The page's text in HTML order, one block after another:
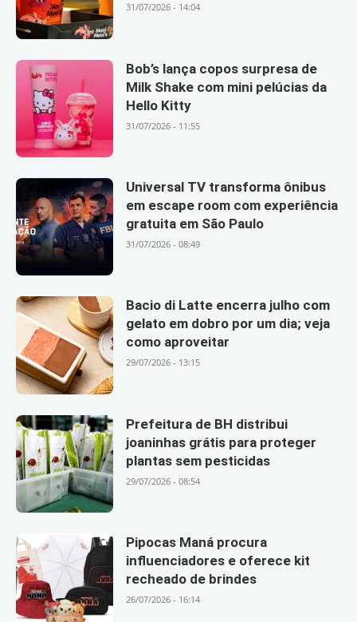
31/07/2026 - 14:04
Bob’s lança copos surpresa de
Milk Shake com mini pelúcias da
Hello Kitty
31/07/2026 - 11:55
Universal TV transforma ônibus
em escape room com experiência
gratuita em São Paulo
31/07/2026 - 08:49
Bacio di Latte encerra julho com
gelato em dobro por um dia; veja
como aproveitar
29/07/2026 - 13:15
Prefeitura de BH distribui
joaninhas grátis para proteger
plantas sem pesticidas
29/07/2026 - 08:54
Pipocas Maná procura
influenciadores e oferece kit
recheado de brindes
26/07/2026 - 16:14